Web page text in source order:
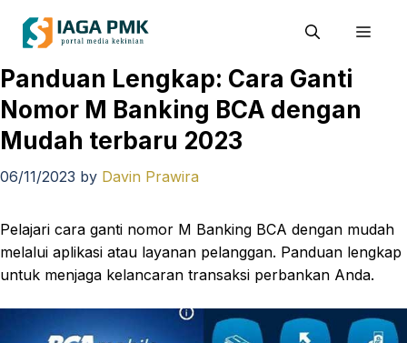
Panduan Lengkap: Cara Ganti
Nomor M Banking BCA dengan
Mudah terbaru 2023
06/11/2023 by Davin Prawira
Pelajari cara ganti nomor M Banking BCA dengan mudah
melalui aplikasi atau layanan pelanggan. Panduan lengkap
untuk menjaga kelancaran transaksi perbankan Anda.